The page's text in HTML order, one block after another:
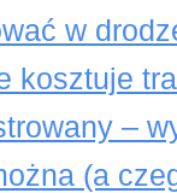
w
kosztuje
–
(a